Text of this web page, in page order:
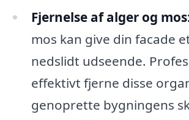
Fjernelse af alger og
mos kan give din facade
nedslidt udseende.
effektivt fjerne disse
genoprette bygningens